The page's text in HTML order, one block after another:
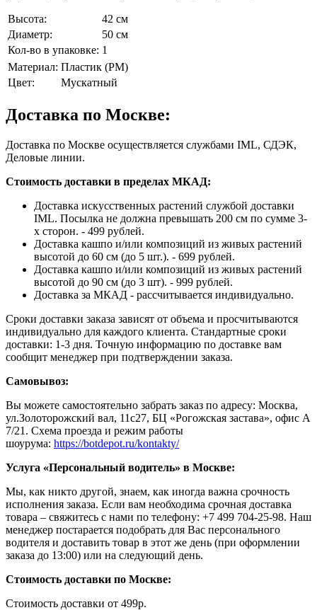
Высота:
42 см
Диаметр:
50 см
Кол-во в упаковке: 1
Материал: Пластик (PM)
Цвет:
Мускатный
Доставка по Москве:
Доставка по Москве осуществляется службами IML, СДЭК,
Деловые линии.
Стоимость доставки в пределах МКАД:
Доставка искусственных растений службой доставки
IML. Посылка не должна превышать 200 см по сумме 3-
х сторон. - 499 рублей.
Доставка кашпо и/или композиций из живых растений
высотой до 60 см (до 5 шт.). - 699 рублей.
Доставка кашпо и/или композиций из живых растений
высотой до 90 см (до 3 шт). - 999 рублей.
Доставка за МКАД - рассчитывается индивидуально.
Сроки доставки заказа зависят от объема и просчитываются
индивидуально для каждого клиента. Стандартные сроки
доставки: 1-3 дня. Точную информацию по доставке вам
сообщит менеджер при подтверждении заказа.
Самовывоз:
Вы можете самостоятельно забрать заказ по адресу: Москва,
ул.Золоторожский вал, 11с27, БЦ «Рогожская застава», офис А
7/21. Схема проезда и режим работы
шоурума: https://botdepot.ru/kontakty/
Услуга «Персональный водитель» в Москве:
Мы, как никто другой, знаем, как иногда важна срочность
исполнения заказа. Если вам необходима срочная доставка
товара – свяжитесь с нами по телефону: +7 499 704-25-98. Наш
менеджер постарается подобрать для Вас персонального
водителя и доставить товар в этот же день (при оформлении
заказа до 13:00) или на следующий день.
Стоимость доставки по Москве:
Cтоимость доставки от 499р.